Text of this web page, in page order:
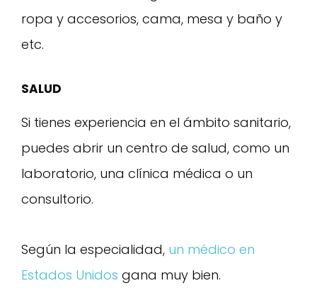
ropa y accesorios, cama, mesa y baño y
etc.
SALUD
Si tienes experiencia en el ámbito sanitario,
puedes abrir un centro de salud, como un
laboratorio, una clínica médica o un
consultorio.
Según la especialidad, un médico en
Estados Unidos gana muy bien.